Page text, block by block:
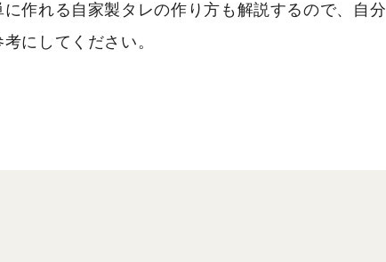
作れる自家製タレの作り方も解説するので、自分
にしてください。